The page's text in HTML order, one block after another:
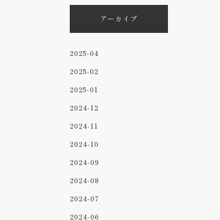
アーカイブ
2025-04
2025-02
2025-01
2024-12
2024-11
2024-10
2024-09
2024-08
2024-07
2024-06